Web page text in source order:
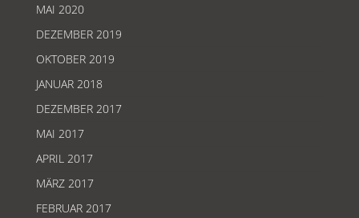
MAI 2020
DEZEMBER 2019
OKTOBER 2019
JANUAR 2018
DEZEMBER 2017
MAI 2017
APRIL 2017
MÄRZ 2017
FEBRUAR 2017